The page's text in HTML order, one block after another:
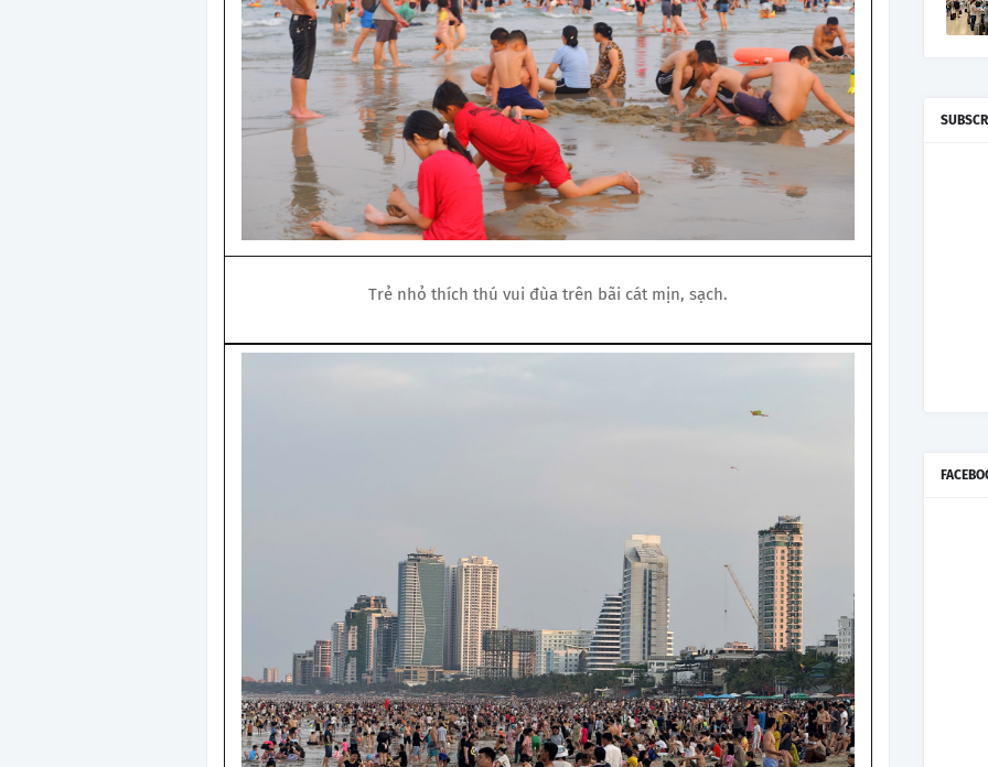
Trẻ nhỏ thích thú vui đùa trên bãi cát mịn, sạch.